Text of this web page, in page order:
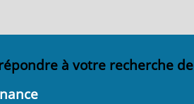
à votre recherche de